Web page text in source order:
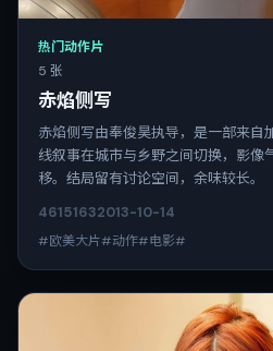
热门动作片
5 张
赤焰侧写
赤焰侧写由奉俊昊执导，是一部来自
线叙事在城市与乡野之间切换，影像
移。结局留有讨论空间，余味较长。
46151632013-10-14
#欧美大片#动作#电影#